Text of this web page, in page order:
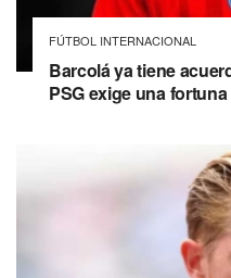
FÚTBOL INTERNACIONAL
Barcolá ya tiene
PSG exige una fortuna